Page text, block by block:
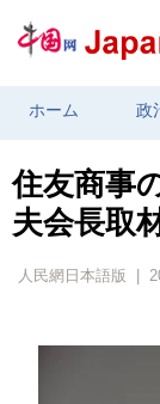
ホーム 政
住友商事
夫会長取
人民網日本語版 |